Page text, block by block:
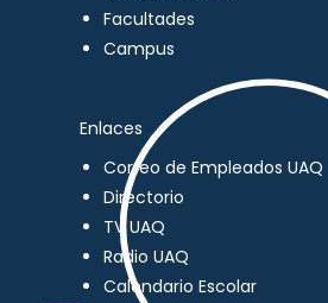
Facultades
Campus
Enlaces
Correo de Empleados UAQ
Directorio
TV UAQ
Radio UAQ
Calendario Escolar